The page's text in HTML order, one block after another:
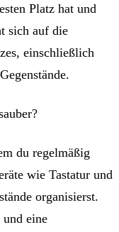
Platz hat und
sich auf die
einschließlich
du regelmäßig
wie Tastatur und
organisierst.
eine